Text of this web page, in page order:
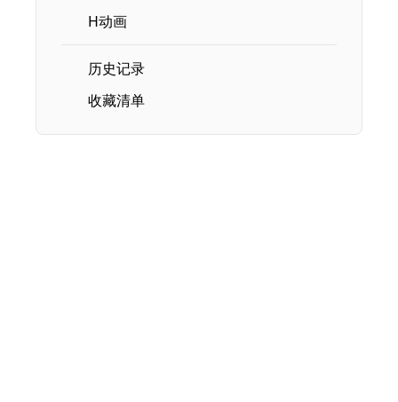
H动画
历史记录
收藏清单